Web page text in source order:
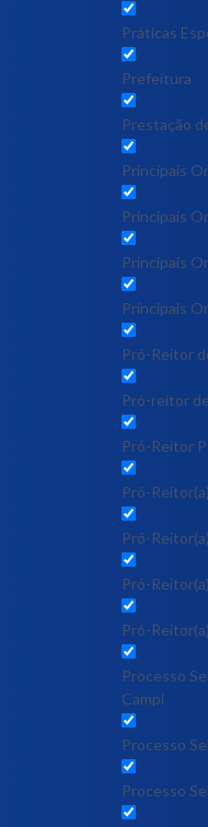
Práticas
Prefeitura
Prestação
Principais
Principais
Principais
Principais
Pró-Reitor
Pró-reitor
Pró-Reitor
Pró-
Pró-
Pró-
Pró-
Processo
Campi
Processo
Processo